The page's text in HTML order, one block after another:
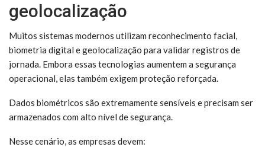
geolocalização
Muitos sistemas modernos utilizam reconhecimento facial,
biometria digital e geolocalização para validar registros de
jornada. Embora essas tecnologias aumentem a segurança
operacional, elas também exigem proteção reforçada.
Dados biométricos são extremamente sensíveis e precisam ser
armazenados com alto nível de segurança.
Nesse cenário, as empresas devem: